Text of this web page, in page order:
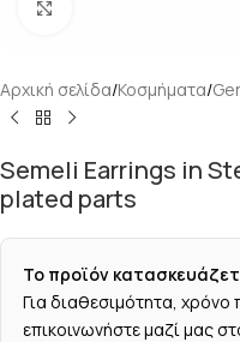
Αρχική σελίδα Κοσμήματα
Semeli Earrings in
plated parts
Το προϊόν
Για διαθεσιμότητα, χρόνο
επικοινωνήστε μαζί μας